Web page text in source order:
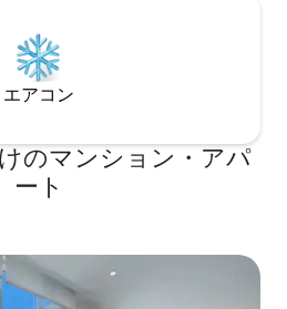
エアコン
のマンション・アパ
ート
す。